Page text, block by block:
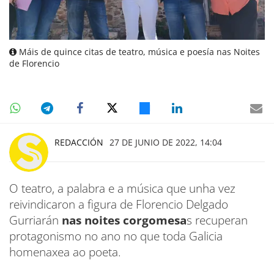
Máis de quince citas de teatro, música e poesía nas Noites
de Florencio
REDACCIÓN 27 DE JUNIO DE 2022, 14:04
O teatro, a palabra e a música que unha vez
reivindicaron a figura de Florencio Delgado
Gurriarán nas noites corgomesas recuperan
protagonismo no ano no que toda Galicia
homenaxea ao poeta.